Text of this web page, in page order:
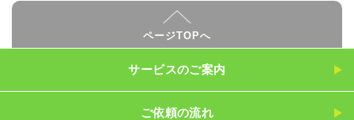
ページTOPへ
サービスのご案内
ご依頼の流れ